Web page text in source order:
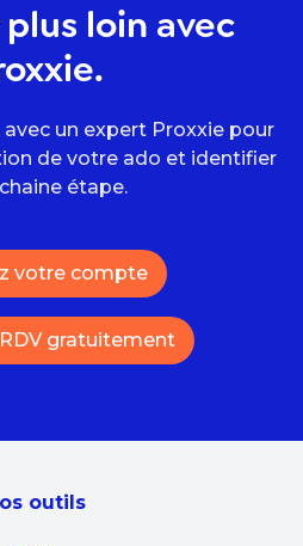
loin avec
un expert Proxxie pour
de votre ado et identifier
étape.
votre compte
gratuitement
outils